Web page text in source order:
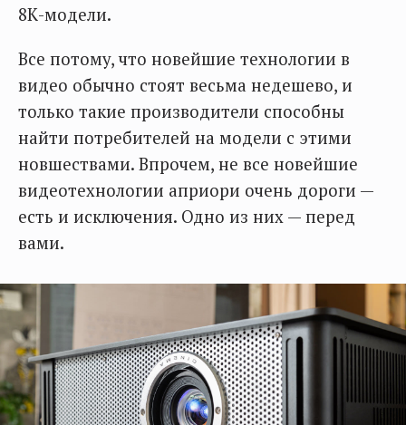
8К-модели.
Все потому, что новейшие технологии в
видео обычно стоят весьма недешево, и
только такие производители способны
найти потребителей на модели с этими
новшествами. Впрочем, не все новейшие
видеотехнологии априори очень дороги —
есть и исключения. Одно из них — перед
вами.